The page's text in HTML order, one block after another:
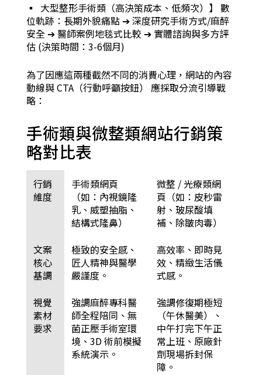
▪︎ 大型整形手術類（高決策成本、低頻次）】 數
位軌跡：長期外貌痛點 ➔ 深度研究手術方式/麻醉
安全 ➔ 醫師案例地毯式比較 ➔ 實體諮詢與多方評
估 (決策時間：3-6個月)
為了因應這兩種截然不同的消費心理，網站的內容
動線與 CTA（行動呼籲按鈕） 應採取分流引導戰
略：
手術類與微整類網站行銷策
略對比表
行銷
維度
手術類網頁
（如：內視鏡隆
乳、威塑抽脂、
結構式隆鼻）
微整 / 光療類網
頁（如：皮秒雷
射、玻尿酸填
補、除皺肉毒）
文案
核心
基調
極致的安全感、
匠人精神與醫學
嚴謹度。
高效率、即時見
效、精緻生活儀
式感。
視覺
素材
要求
強調麻醉專科醫
師全程陪同、無
菌正壓手術室環
境、3D 術前模擬
系統演示。
強調修復期極短
（午休醫美）、
中午打完下午正
常上班、原廠針
劑現場拆封保
障。